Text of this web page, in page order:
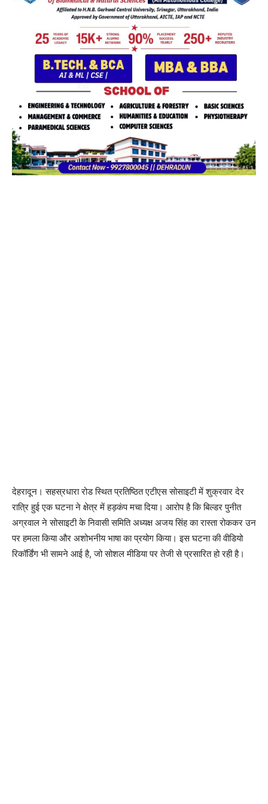
देहरादून। सहस्रधारा रोड स्थित प्रतिष्ठित एटीएस सोसाइटी में शुक्रवार देर
रात्रि हुई एक घटना ने क्षेत्र में हड़कंप मचा दिया। आरोप है कि बिल्डर पुनीत
अग्रवाल ने सोसाइटी के निवासी समिति अध्यक्ष अजय सिंह का रास्ता रोककर उन
पर हमला किया और अशोभनीय भाषा का प्रयोग किया। इस घटना की वीडियो
रिकॉर्डिंग भी सामने आई है, जो सोशल मीडिया पर तेजी से प्रसारित हो रही है।